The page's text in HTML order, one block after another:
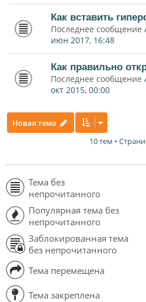
Как вставить
Последнее сообщение
июн 2017, 16:48
Как правильно
Последнее сообщение
окт 2015, 00:00
Новая тема
10 тем •
Тема без
непрочитанного
Популярная тема без
непрочитанного
Заблокированная тема
без непрочитанного
Тема перемещена
Тема закреплена